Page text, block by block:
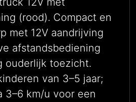
(rood). Compact en
met 12V aandrijving
afstandsbediening
ouderlijk toezicht.
van 3–5 jaar;
3–6 km/u voor een